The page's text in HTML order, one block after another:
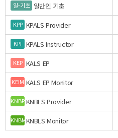
일-기초 일반인 기초
KPP KPALS Provider
KPI KPALS Instructor
KEP KALS EP
KEIM KALS EP Monitor
KNBPKNBLS Provider
KNBMKNBLS Monitor